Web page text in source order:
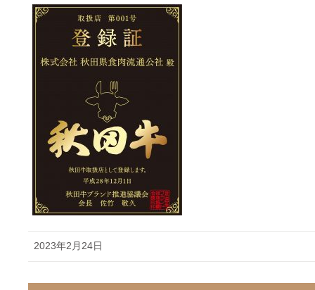
2023年2月24日